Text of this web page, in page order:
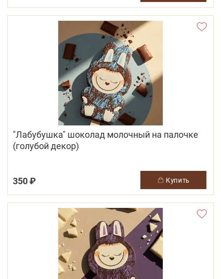
"Лабубушка" шоколад молочный на палочке
(голубой декор)
350 ₽ купить